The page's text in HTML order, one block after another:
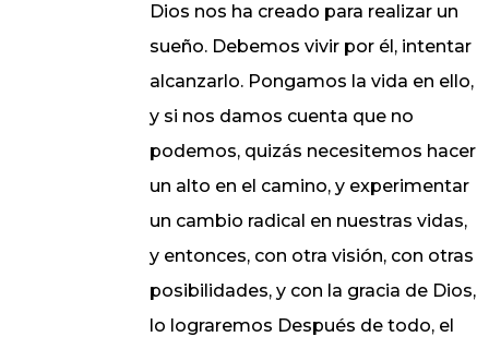
Dios nos ha creado para realizar un
sueño. Debemos vivir por él, intentar
alcanzarlo. Pongamos la vida en ello,
y si nos damos cuenta que no
podemos, quizás necesitemos hacer
un alto en el camino, y experimentar
un cambio radical en nuestras vidas,
y entonces, con otra visión, con otras
posibilidades, y con la gracia de Dios,
lo lograremos Después de todo, el